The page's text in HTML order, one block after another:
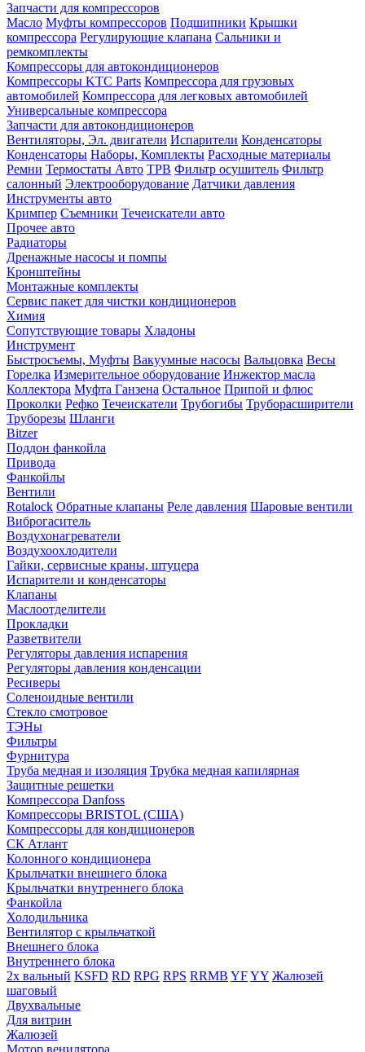
Запчасти для компрессоров
Масло Муфты компрессоров Подшипники Крышки
компрессора Регулирующие клапана Сальники и
ремкомплекты
Компрессоры для автокондиционеров
Компрессоры KTC Parts Компрессора для грузовых
автомобилей Компрессора для легковых автомобилей
Универсальные компрессора
Запчасти для автокондиционеров
Вентиляторы, Эл. двигатели Испарители Конденсаторы
Конденсаторы Наборы, Комплекты Расходные материалы
Ремни Термостаты Авто ТРВ Фильтр осушитель Фильтр
салонный Электрооборудование Датчики давления
Инструменты авто
Кримпер Съемники Течеискатели авто
Прочее авто
Радиаторы
Дренажные насосы и помпы
Кронштейны
Монтажные комплекты
Сервис пакет для чистки кондиционеров
Химия
Сопутствующие товары Хладоны
Инструмент
Быстросъемы, Муфты Вакуумные насосы Вальцовка Весы
Горелка Измерительное оборудование Инжектор масла
Коллектора Муфта Ганзена Остальное Припой и флюс
Проколки Рефко Течеискатели Трубогибы Труборасширители
Труборезы Шланги
Bitzer
Поддон фанкойла
Привода
Фанкойлы
Вентили
Rotalock Обратные клапаны Реле давления Шаровые вентили
Виброгаситель
Воздухонагреватели
Воздухоохлодители
Гайки, сервисные краны, штуцера
Испарители и конденсаторы
Клапаны
Маслоотделители
Прокладки
Разветвители
Регуляторы давления испарения
Регуляторы давления конденсации
Ресиверы
Соленоидные вентили
Стекло смотровое
ТЭНы
Фильтры
Фурнитура
Труба медная и изоляция Трубка медная капилярная
Защитные решетки
Компрессора Danfoss
Компрессоры BRISTOL (США)
Компрессоры для кондиционеров
СК Атлант
Колонного кондиционера
Крыльчатки внешнего блока
Крыльчатки внутреннего блока
Фанкойла
Холодильника
Вентилятор с крыльчаткой
Внешнего блока
Внутреннего блока
2х вальный KSFD RD RPG RPS RRMB YFYY Жалюзей
шаговый
Двухвальные
Для витрин
Жалюзей
Мотор венилятора